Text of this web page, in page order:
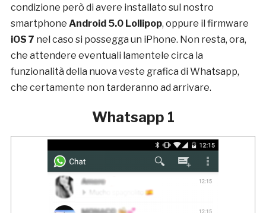
condizione però di avere installato sul nostro
smartphone Android 5.0 Lollipop, oppure il firmware
iOS 7 nel caso si possegga un iPhone. Non resta, ora,
che attendere eventuali lamentele circa la
funzionalità della nuova veste grafica di Whatsapp,
che certamente non tarderanno ad arrivare.
Whatsapp 1